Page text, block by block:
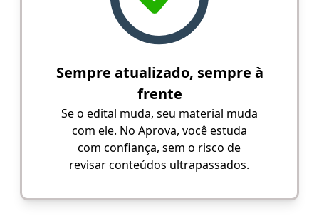
Sempre atualizado, sempre à
frente
Se o edital muda, seu material muda
com ele. No Aprova, você estuda
com confiança, sem o risco de
revisar conteúdos ultrapassados.